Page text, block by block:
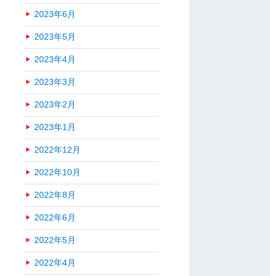
2023年6月
2023年5月
2023年4月
2023年3月
2023年2月
2023年1月
2022年12月
2022年10月
2022年8月
2022年6月
2022年5月
2022年4月